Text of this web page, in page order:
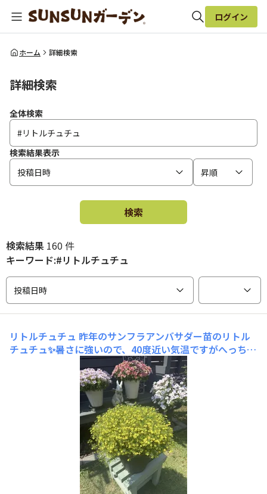
全体検索
ログイン
ホーム 詳細検索
詳細検索
全体検索
検索結果表示
投稿日時
昇順
検索
検索結果 160 件
キーワード:#リトルチュチュ
投稿日時
リトルチュチュ 昨年のサンフラアンバサダー苗のリトル
チュチュ✨暑さに強いので、40度近い気温ですがへっちゃ
らって感じで爽やかに咲いてます💛